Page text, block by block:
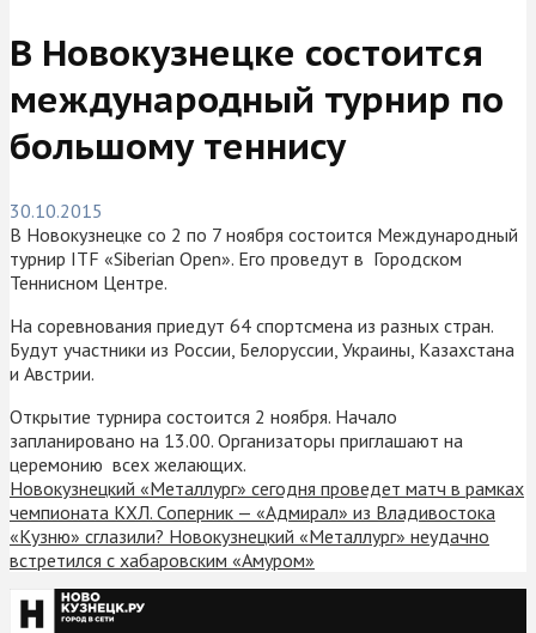
В Новокузнецке состоится
международный турнир по
большому теннису
30.10.2015
В Новокузнецке со 2 по 7 ноября состоится Международный
турнир ITF «Siberian Open». Его проведут в Городском
Теннисном Центре.
На соревнования приедут 64 спортсмена из разных стран.
Будут участники из России, Белоруссии, Украины, Казахстана
и Австрии.
Открытие турнира состоится 2 ноября. Начало
запланировано на 13.00. Организаторы приглашают на
церемонию всех желающих.
Новокузнецкий «Металлург» сегодня проведет матч в рамках
чемпионата КХЛ. Соперник — «Адмирал» из Владивостока
«Кузню» сглазили? Новокузнецкий «Металлург» неудачно
встретился с хабаровским «Амуром»